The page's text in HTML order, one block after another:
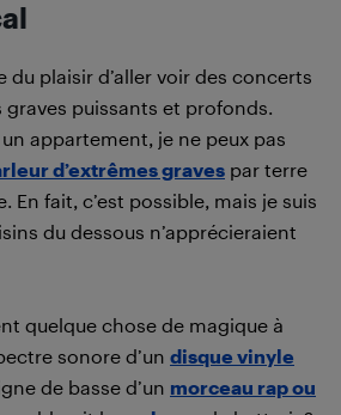
du plaisir d’aller voir des concerts
graves puissants et profonds.
appartement, je ne peux pas
d’extrêmes graves par terre
En fait, c’est possible, mais je suis
du dessous n’apprécieraient
quelque chose de magique à
sonore d’un disque vinyle
de basse d’un morceau rap ou